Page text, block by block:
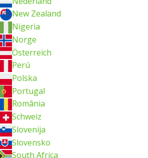
New Zealand
Nigeria
Norge
Österreich
Perú
Polska
Portugal
România
Schweiz
Slovenija
Slovensko
South Africa